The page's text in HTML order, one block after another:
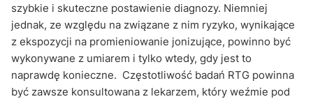
szybkie i skuteczne postawienie diagnozy. Niemniej
jednak, ze względu na związane z nim ryzyko, wynikające
z ekspozycji na promieniowanie jonizujące, powinno być
wykonywane z umiarem i tylko wtedy, gdy jest to
naprawdę konieczne. Częstotliwość badań RTG powinna
być zawsze konsultowana z lekarzem, który weźmie pod